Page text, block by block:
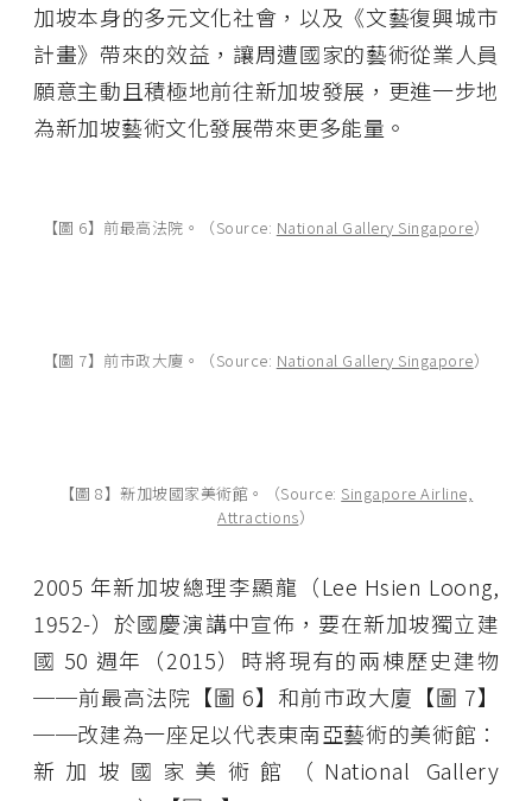
加坡本身的多元文化社會，以及《文藝復興城市
計畫》帶來的效益，讓周遭國家的藝術從業人員
願意主動且積極地前往新加坡發展，更進一步地
為新加坡藝術文化發展帶來更多能量。
【圖 6】前最高法院。（Source: National Gallery Singapore）
【圖 7】前市政大廈。（Source: National Gallery Singapore）
【圖 8】新加坡國家美術館。（Source: Singapore Airline,
Attractions）
2005 年新加坡總理李顯龍（Lee Hsien Loong,
1952-）於國慶演講中宣佈，要在新加坡獨立建
國 50 週年（2015）時將現有的兩棟歷史建物
──前最高法院【圖 6】和前市政大廈【圖 7】
──改建為一座足以代表東南亞藝術的美術館：
新加坡國家美術館（National Gallery